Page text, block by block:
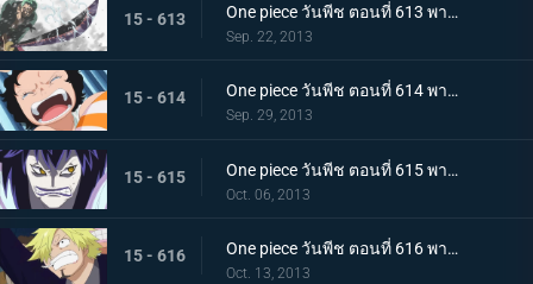
15 - 613 One piece วันพีช ตอนที่ 613 พากย์ไทย ระเบิดท่าไม้ตาย! วิชาดาบเดียวไร้เทียมทานของโซโล!
Sep. 22, 2013
15 - 614 One piece วันพีช ตอนที่ 614 พากย์ไทย ปกป้องเพื่อนไว้! โมช่าวิ่งหนีสุดชีวิต
Sep. 29, 2013
15 - 615 One piece วันพีช ตอนที่ 615 พากย์ไทย ความโศกเศร้าของหนวดน้ำตาล! หนึ่งหมัดแห่งความโกรธของลูฟี่
Oct. 06, 2013
15 - 616 One piece วันพีช ตอนที่ 616 พากย์ไทย บทสรุปอันน่าตกใจ!!! สโมคเกอร์ ปะทะ เวอร์โก้!
Oct. 13, 2013